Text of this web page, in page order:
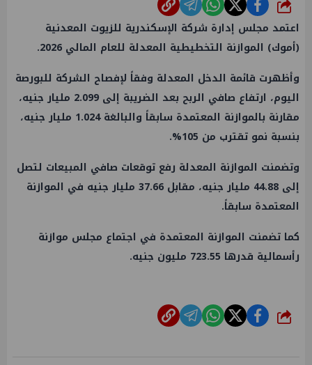
شارك
اعتمد مجلس إدارة شركة الإسكندرية للزيوت المعدنية
(أموك) الموازنة التخطيطية المعدلة للعام المالي 2026.
​وأظهرت قائمة الدخل المعدلة وفقاً لإفصاح الشركة للبورصة
اليوم، ارتفاع صافي الربح بعد الضريبة إلى 2.099 مليار جنيه،
مقارنة بالموازنة المعتمدة سابقاً والبالغة 1.024 مليار جنيه،
بنسبة نمو تقترب من 105%.
​وتضمنت الموازنة المعدلة رفع توقعات صافي المبيعات لتصل
إلى 44.88 مليار جنيه، مقابل 37.66 مليار جنيه في الموازنة
المعتمدة سابقاً.
​كما تضمنت الموازنة المعتمدة في اجتماع مجلس موازنة
رأسمالية قدرها 723.55 مليون جنيه.
شارك